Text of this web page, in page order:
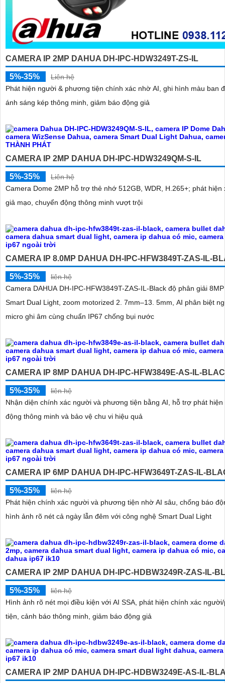
CAMERA IP 2MP DAHUA DH-IPC-HDW3249T-ZS-IL
5%-35%
Liên hệ
Phát hiện người & phương tiện chính xác nhờ AI, ghi hình màu ban
ánh sáng kép thông minh, giảm báo động giả
CAMERA IP 2MP DAHUA DH-IPC-HDW3249QM-S-IL
5%-35%
Liên hệ
Camera Dome 2MP hỗ trợ thẻ nhớ 512GB, WDR, H.265+; phát hiện
giả mạo, chuyển động thông minh vượt trội
CAMERA IP 8.0MP DAHUA DH-IPC-HFW3849T-ZAS-IL-
5%-35%
liên hệ
Camera DAHUA DH-IPC-HFW3849T-ZAS-IL-Black độ phân giải
Smart Dual Light, zoom motorized 2. 7mm–13. 5mm, AI phân biệt
micro ghi âm cùng chuẩn IP67 chống bụi nước
CAMERA IP 8MP DAHUA DH-IPC-HFW3849E-AS-IL-
5%-35%
liên hệ
Nhận diện chính xác người và phương tiện bằng AI, hỗ trợ phát hiện
động thông minh và bảo vệ chu vi hiệu quả
CAMERA IP 6MP DAHUA DH-IPC-HFW3649T-ZAS-IL-
5%-35%
liên hệ
Phát hiện chính xác người và phương tiện nhờ AI sâu, chống báo
hình ảnh rõ nét cả ngày lẫn đêm với công nghệ Smart Dual Light
CAMERA IP 2MP DAHUA DH-IPC-HDBW3249R-ZAS-IL-
5%-35%
liên hệ
Hình ảnh rõ nét mọi điều kiện với AI SSA, phát hiện chính xác
tiện, cảnh báo thông minh, giảm báo động giả
CAMERA IP 2MP DAHUA DH-IPC-HDBW3249E-AS-IL-